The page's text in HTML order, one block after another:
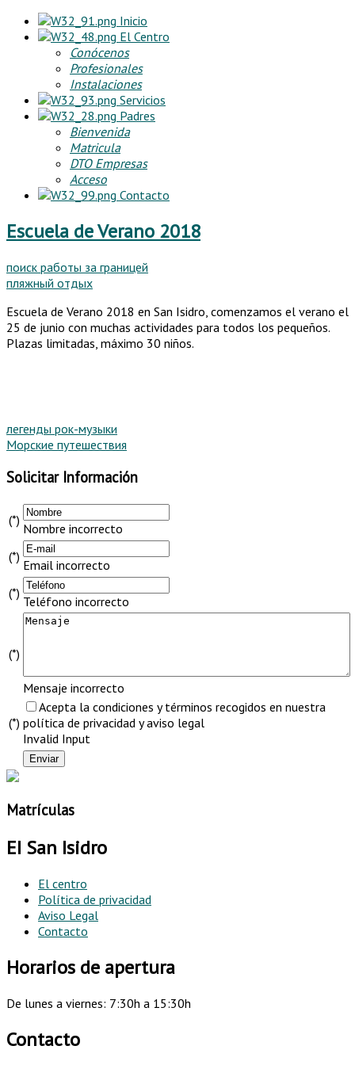
Inicio
El Centro
Conócenos
Profesionales
Instalaciones
Servicios
Padres
Bienvenida
Matricula
DTO Empresas
Acceso
Contacto
Escuela de Verano 2018
поиск работы за границей
пляжный отдых
Escuela de Verano 2018 en San Isidro, comenzamos el verano el
25 de junio con muchas actividades para todos los pequeños.
Plazas limitadas, máximo 30 niños.
легенды рок-музыки
Морские путешествия
Solicitar Información
(*)
Nombre incorrecto
(*)
Email incorrecto
(*)
Teléfono incorrecto
(*)
Mensaje incorrecto
(*)
Acepta la condiciones y términos recogidos en nuestra
política de privacidad y aviso legal
Invalid Input
Matrículas
EI San Isidro
El centro
Política de privacidad
Aviso Legal
Contacto
Horarios de apertura
De lunes a viernes: 7:30h a 15:30h
Contacto